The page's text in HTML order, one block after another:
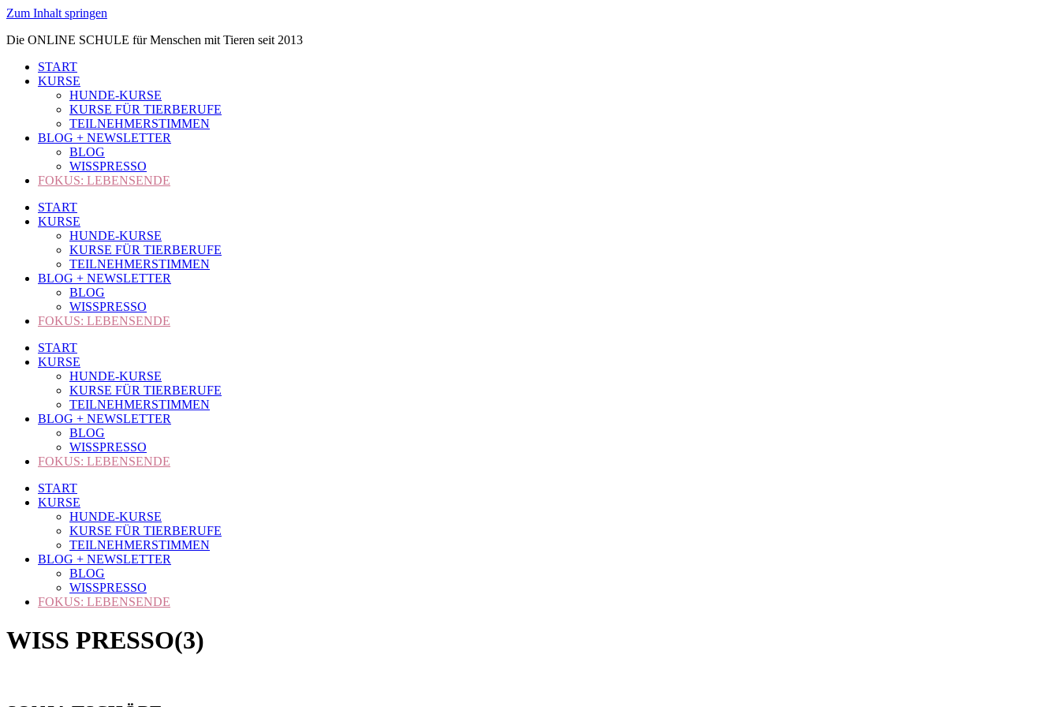
Zum Inhalt springen
Die ONLINE SCHULE für Menschen mit Tieren seit 2013
START
KURSE
HUNDE-KURSE
KURSE FÜR TIERBERUFE
TEILNEHMERSTIMMEN
BLOG + NEWSLETTER
BLOG
WISSPRESSO
FOKUS: LEBENSENDE
START
KURSE
HUNDE-KURSE
KURSE FÜR TIERBERUFE
TEILNEHMERSTIMMEN
BLOG + NEWSLETTER
BLOG
WISSPRESSO
FOKUS: LEBENSENDE
START
KURSE
HUNDE-KURSE
KURSE FÜR TIERBERUFE
TEILNEHMERSTIMMEN
BLOG + NEWSLETTER
BLOG
WISSPRESSO
FOKUS: LEBENSENDE
START
KURSE
HUNDE-KURSE
KURSE FÜR TIERBERUFE
TEILNEHMERSTIMMEN
BLOG + NEWSLETTER
BLOG
WISSPRESSO
FOKUS: LEBENSENDE
WISS PRESSO(3)